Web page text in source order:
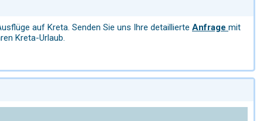
auf Kreta. Senden Sie uns Ihre detaillierte Anfrage mit
Kreta-Urlaub.